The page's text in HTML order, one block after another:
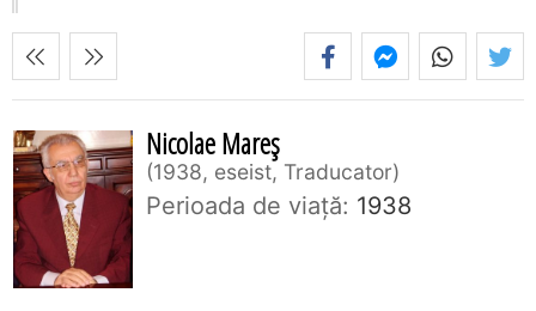
Nicolae Mareș
1938, eseist, Traducator
Perioada de viaţă: 1938